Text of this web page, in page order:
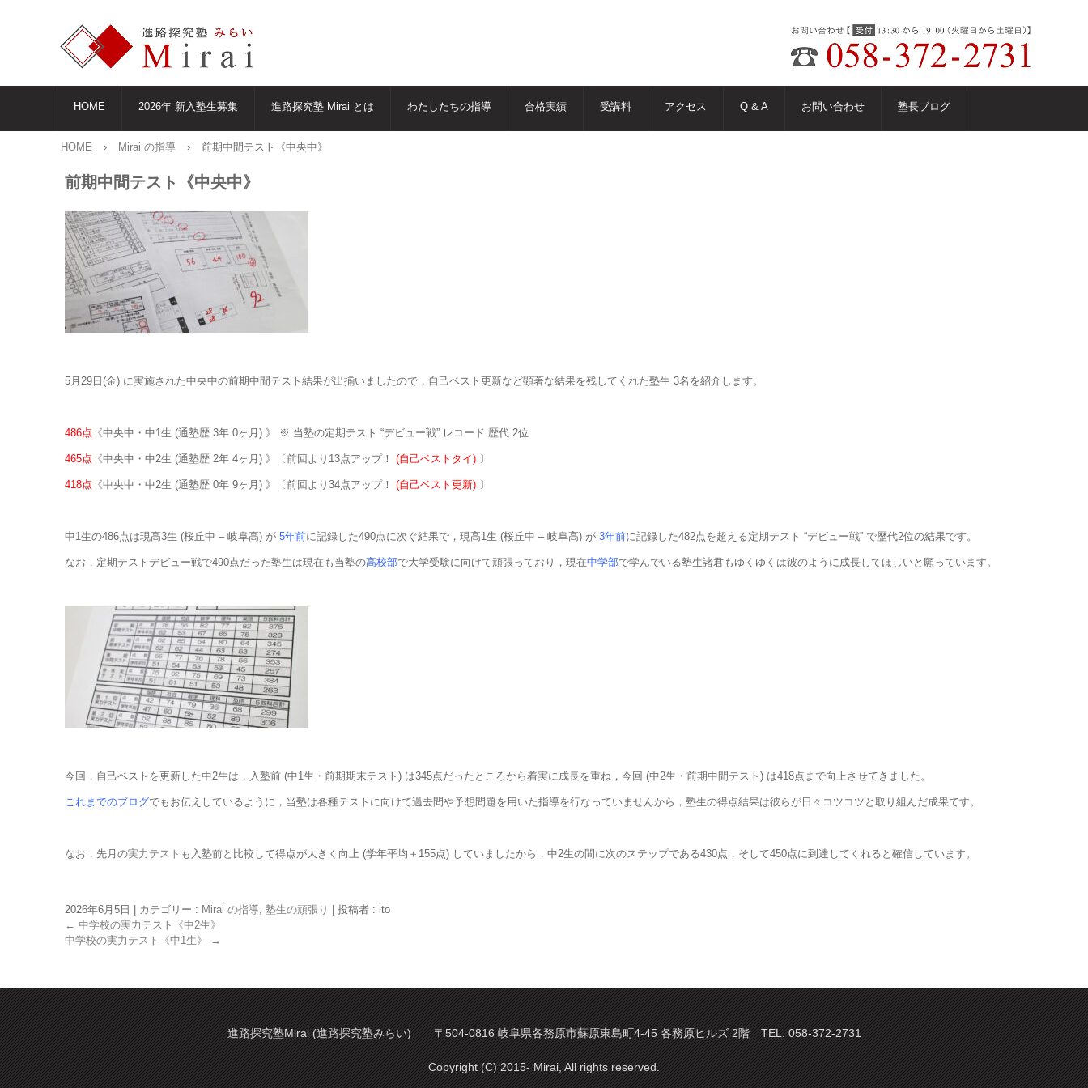
HOME 2026年 新入塾生募集 進路探究塾 Mirai とは わたしたちの指導 合格実績 受講料 アクセス Q & A お問い合わせ 塾長ブログ
HOME › Mirai の指導 › 前期中間テスト《中央中》
前期中間テスト《中央中》
5月29日(金) に実施された中央中の前期中間テスト結果が出揃いましたので，自己ベスト更新など顕著な結果を残してくれた塾生 3名を紹介します。
486点 《中央中・中1生 (通塾歴 3年 0ヶ月) 》 ※ 当塾の定期テスト “デビュー戦” レコード 歴代 2位
465点 《中央中・中2生 (通塾歴 2年 4ヶ月) 》〔前回より13点アップ！ (自己ベストタイ)〕
418点 《中央中・中2生 (通塾歴 0年 9ヶ月) 》〔前回より34点アップ！ (自己ベスト更新)〕
中1生の486点は現高3生 (桜丘中 – 岐阜高) が 5年前に記録した490点に次ぐ結果で，現高1生 (桜丘中 – 岐阜高) が 3年前に記録した482点を超える定期テスト “デビュー戦” で歴代2位の結果です。
なお，定期テストデビュー戦で490点だった塾生は現在も当塾の高校部で大学受験に向けて頑張っており，現在中学部で学んでいる塾生諸君もゆくゆくは彼のように成長してほしいと願っています。
今回，自己ベストを更新した中2生は，入塾前 (中1生・前期期末テスト) は345点だったところから着実に成長を重ね，今回 (中2生・前期中間テスト) は418点まで向上させてきました。
これまでのブログでもお伝えしているように，当塾は各種テストに向けて過去問や予想問題を用いた指導を行なっていませんから，塾生の得点結果は彼らが日々コツコツと取り組んだ成果です。
なお，先月の実力テスト も入塾前と比較して得点が大きく向上 (学年平均＋155点) していましたから，中2生の間に次のステップである430点，そして450点に到達してくれると確信しています。
2026年6月5日 カテゴリー : Mirai の指導, 塾生の頑張り
投稿者 : ito
← 中学校の実力テスト《中2生》
中学校の実力テスト《中1生》
→
進路探究塾Mirai (進路探究塾みらい) 〒504-0816 岐阜県各務原市蘇原東島町4-45 各務原ヒルズ 2階 TEL. 058-372-2731
Copyright (C) 2015- Mirai, All rights reserved.